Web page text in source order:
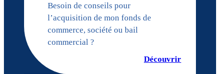
Besoin de conseils pour
l’acquisition de mon fonds de
commerce, société ou bail
commercial ?
Découvrir